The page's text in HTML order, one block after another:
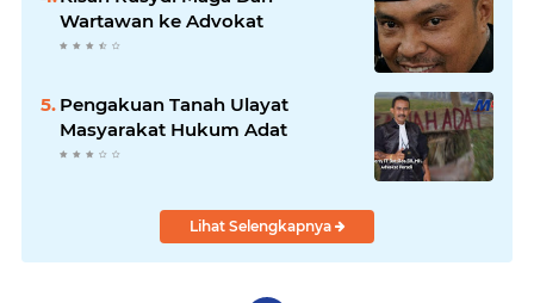
Wartawan ke Advokat
Pengakuan Tanah Ulayat
Masyarakat Hukum Adat
Lihat Selengkapnya